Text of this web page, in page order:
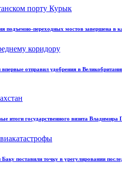
подъемно-переходных мостов завершена в
впервые отправил удобрения в
итоги государственного визита Владимира
поставили точку в урегулировании